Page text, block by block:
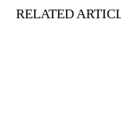
RELATED